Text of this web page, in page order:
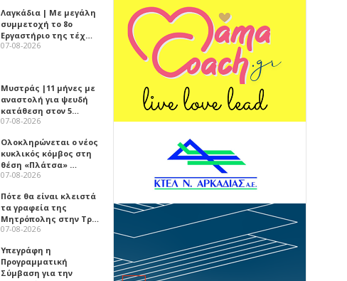
Λαγκάδια | Με μεγάλη
συμμετοχή το 8ο
Εργαστήριο της τέχ…
07-08-2026
Μυστράς |11 μήνες με
αναστολή για ψευδή
κατάθεση στον 5…
07-08-2026
Ολοκληρώνεται ο νέος
κυκλικός κόμβος στη
θέση «Πλάτσα» …
07-08-2026
Πότε θα είναι κλειστά
τα γραφεία της
Μητρόπολης στην Τρ…
07-08-2026
Υπεγράφη η
Προγραμματική
Σύμβαση για την